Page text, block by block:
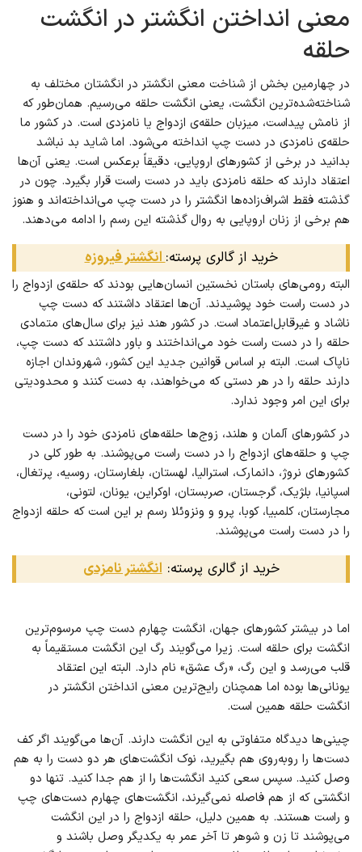
معنی انداختن انگشتر در انگشت
حلقه
در چهارمین بخش از شناخت معنی انگشتر در انگشتان مختلف به
شناخته‌شده‌ترین انگشت، یعنی انگشت حلقه می‌رسیم. همان‌طور که
از نامش پیداست، میزبان حلقه‌ی ازدواج یا نامزدی است. در کشور ما
حلقه‌ی نامزدی در دست چپ انداخته می‌شود. اما شاید بد نباشد
بدانید در برخی از کشورهای اروپایی، دقیقاً برعکس است. یعنی آ‌ن‌ها
اعتقاد دارند که حلقه نامزدی باید در دست راست قرار بگیرد. چون در
گذشته فقط اشراف‌زاده‌ها انگشتر را در دست چپ می‌انداخته‌اند و هنوز
هم برخی از زنان اروپایی به روال گذشته این رسم را ادامه می‌دهند.
خرید از گالری پرسته:انگشتر فیروزه
البته رومی‌های باستان نخستین انسان‌هایی بودند که حلقه‌ی ازدواج را
در دست راست خود پوشیدند. آن‌ها اعتقاد داشتند که دست چپ
ناشاد و غیرقابل‌اعتماد است. در کشور هند نیز برای سال‌های متمادی
حلقه را در دست راست خود می‌انداختند و باور داشتند که دست چپ،
ناپاک است. البته بر اساس قوانین جدید این کشور، شهروندان اجازه
دارند حلقه را در هر دستی که می‌خواهند، به دست کنند و محدودیتی
برای این امر وجود ندارد.
در کشورهای آلمان و هلند، زوج‌ها حلقه‌های نامزدی خود را در دست
چپ و حلقه‌های ازدواج را در دست راست می‌پوشند. به طور کلی در
کشورهای نروژ، دانمارک، استرالیا، لهستان، بلغارستان، روسیه، پرتغال،
اسپانیا، بلژیک، گرجستان، صربستان، اوکراین، یونان، لتونی،
مجارستان، کلمبیا، کوبا، پرو و ونزوئلا رسم بر این است که حلقه ازدواج
را در دست راست می‌پوشند.
خرید از گالری پرسته:انگشتر نامزدی
اما در بیشتر کشورهای جهان، انگشت چهارم دست چپ مرسوم‌ترین
انگشت برای حلقه است. زیرا می‌گویند رگ این انگشت مستقیماً به
قلب می‌رسد و این رگ، «رگ عشق» نام دارد. البته این اعتقاد
یونانی‌ها بوده اما همچنان رایج‌ترین معنی انداختن انگشتر در
انگشت حلقه همین است.
چینی‌ها دیدگاه متفاوتی به این انگشت دارند. آن‌ها می‌گویند اگر کف
دست‌ها را روبه‌روی هم بگیرید، نوک انگشت‌های هر دو دست را به هم
وصل کنید. سپس سعی کنید انگشت‌ها را از هم جدا کنید. تنها دو
انگشتی که از هم فاصله نمی‌گیرند، انگشت‌های چهارم دست‌های چپ
و راست هستند. به همین دلیل، حلقه ازدواج را در این انگشت
می‌پوشند تا زن و شوهر تا آخر عمر به یکدیگر وصل باشند و